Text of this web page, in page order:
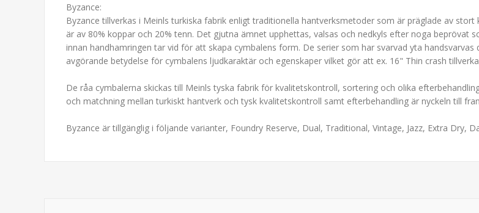
Byzance:
Byzance tillverkas i Meinls turkiska fabrik enligt traditionella hantverksmetoder som är präglade av
är av 80% koppar och 20% tenn. Det gjutna ämnet upphettas, valsas och nedkyls efter noga
innan handhamringen tar vid för att skapa cymbalens form. De serier som har svarvad yta
avgörande betydelse för cymbalens ljudkaraktär och egenskaper vilket gör att ex. 16" Thin crash
De råa cymbalerna skickas till Meinls tyska fabrik för kvalitetskontroll, sortering och olika
och matchning mellan turkiskt hantverk och tysk kvalitetskontroll samt efterbehandling är nyckeln till
Byzance är tillgänglig i följande varianter, Foundry Reserve, Dual, Traditional, Vintage, Jazz, Extra Dry,